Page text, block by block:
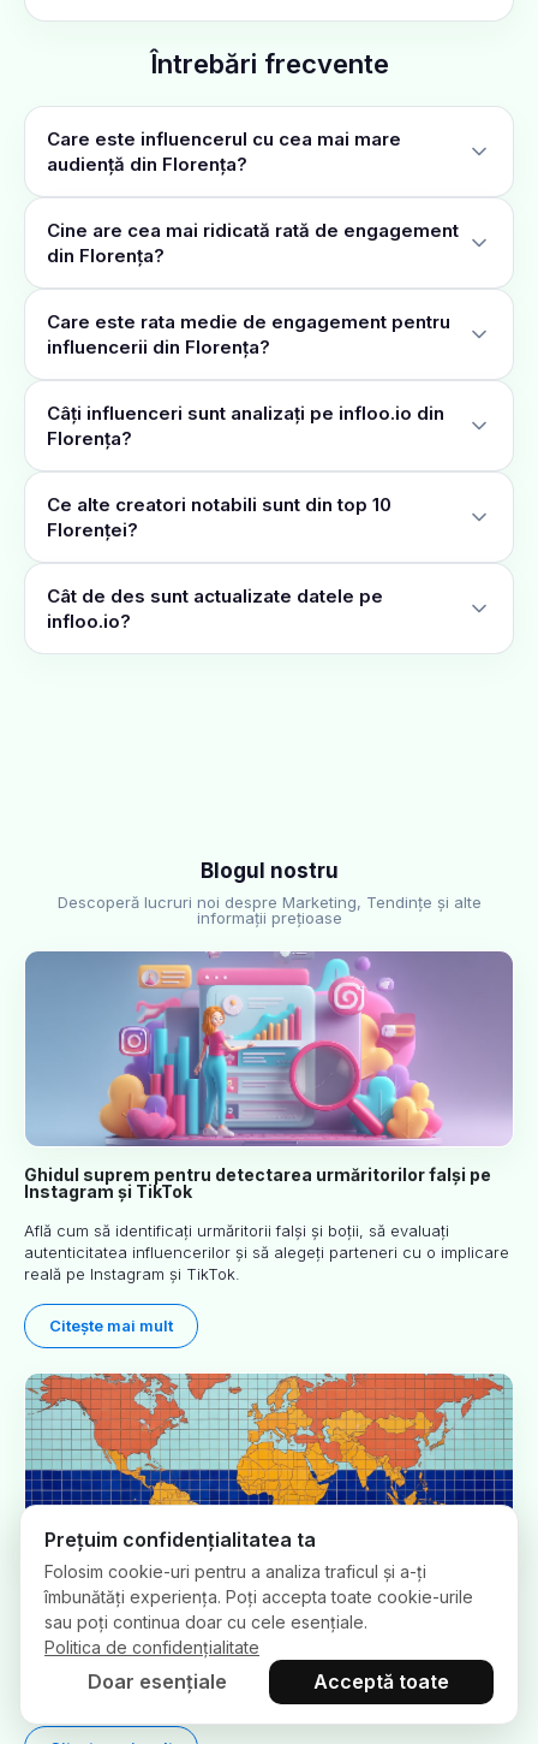
Întrebări frecvente
Care este influencerul cu cea mai mare
audiență din Florența?
Cine are cea mai ridicată rată de engagement
din Florența?
Care este rata medie de engagement pentru
influencerii din Florența?
Câți influenceri sunt analizați pe infloo.io din
Florența?
Ce alte creatori notabili sunt din top 10
Florenței?
Cât de des sunt actualizate datele pe
infloo.io?
Blogul nostru
Descoperă lucruri noi despre Marketing, Tendințe și alte
informații prețioase
Ghidul suprem pentru detectarea urmăritorilor falși pe
Instagram și TikTok
Află cum să identificați urmăritorii falși și boții, să evaluați
autenticitatea influencerilor și să alegeți parteneri cu o implicare
reală pe Instagram și TikTok.
Citește mai mult
Care sunt țările cu cele mai mari rate de engagement ale
influencerilor pe Instagram și TikTok?
Medianele Instagram pe țări variază de 24 de ori, iar TikTok de
3,6 ori, iar clasamentele de piață se suprapun abia între
platforme. Iată cum să folosești aceste benchmark-uri fără să le
dezinterpretezi.
Prețuim confidențialitatea ta
Folosim cookie-uri pentru a analiza traficul și a-ți
îmbunătăți experiența. Poți accepta toate cookie-urile
sau poți continua doar cu cele esențiale.
Politica de confidențialitate
Doar esențiale Acceptă toate